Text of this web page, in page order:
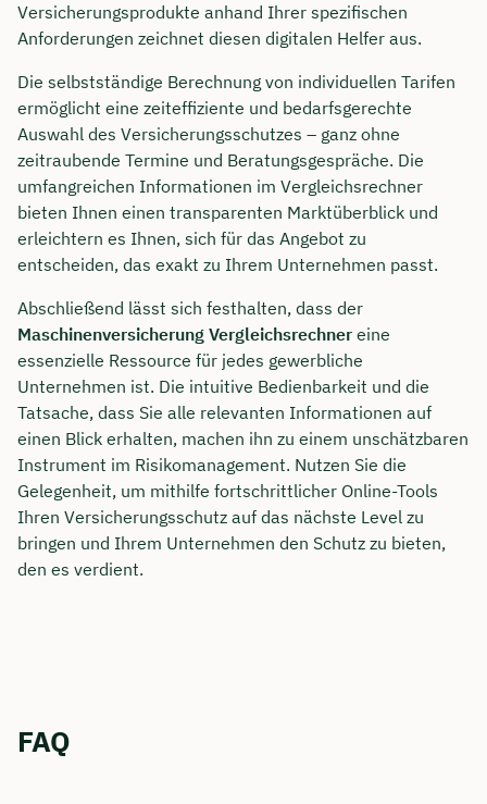
Versicherungsprodukte anhand Ihrer spezifischen
Anforderungen zeichnet diesen digitalen Helfer aus.
Die selbstständige Berechnung von individuellen Tarifen
ermöglicht eine zeiteffiziente und bedarfsgerechte
Auswahl des Versicherungsschutzes – ganz ohne
zeitraubende Termine und Beratungsgespräche. Die
umfangreichen Informationen im Vergleichsrechner
bieten Ihnen einen transparenten Marktüberblick und
erleichtern es Ihnen, sich für das Angebot zu
entscheiden, das exakt zu Ihrem Unternehmen passt.
Abschließend lässt sich festhalten, dass der
Maschinenversicherung Vergleichsrechner eine
essenzielle Ressource für jedes gewerbliche
Unternehmen ist. Die intuitive Bedienbarkeit und die
Tatsache, dass Sie alle relevanten Informationen auf
einen Blick erhalten, machen ihn zu einem unschätzbaren
Instrument im Risikomanagement. Nutzen Sie die
Gelegenheit, um mithilfe fortschrittlicher Online-Tools
Ihren Versicherungsschutz auf das nächste Level zu
bringen und Ihrem Unternehmen den Schutz zu bieten,
den es verdient.
FAQ